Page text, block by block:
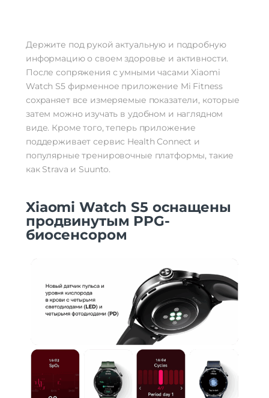
Держите под рукой актуальную и подробную
информацию о своем здоровье и активности.
После сопряжения с умными часами Xiaomi
Watch S5 фирменное приложение Mi Fitness
сохраняет все измеряемые показатели, которые
затем можно изучать в удобном и наглядном
виде. Кроме того, теперь приложение
поддерживает сервис Health Connect и
популярные тренировочные платформы, такие
как Strava и Suunto.
Xiaomi Watch S5 оснащены
продвинутым PPG-
биосенсором